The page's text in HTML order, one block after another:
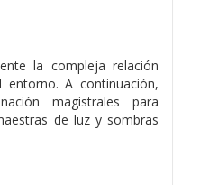
la compleja relación
A continuación,
magistrales para
de luz y sombras